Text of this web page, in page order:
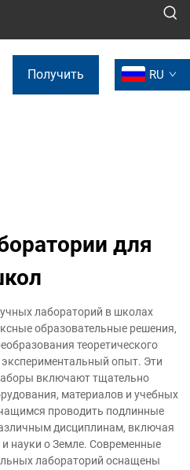
Получить RU
для
лабораторий в школах
образовательные решения,
теоретического
опыт. Эти
включают тщательно
материалов и учебных
проводить подлинные
дисциплинам, включая
науки о Земле. Современные
лабораторий оснащены